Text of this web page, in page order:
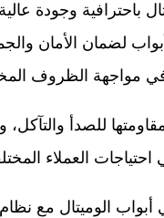
باحترافية وجودة
لضمان الأمان
في مواجهة الظروف
للصدأ
احتياجات العملاء
أبواب الوميتال مع